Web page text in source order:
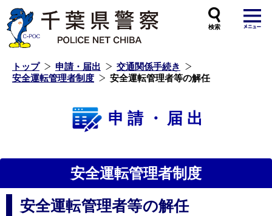
トップ 申請・届出
交通関係手続き
安全運転管理者制度
安全運転管理者等の解任
申請・届出
安全運転管理者制度
安全運転管理者等の解任